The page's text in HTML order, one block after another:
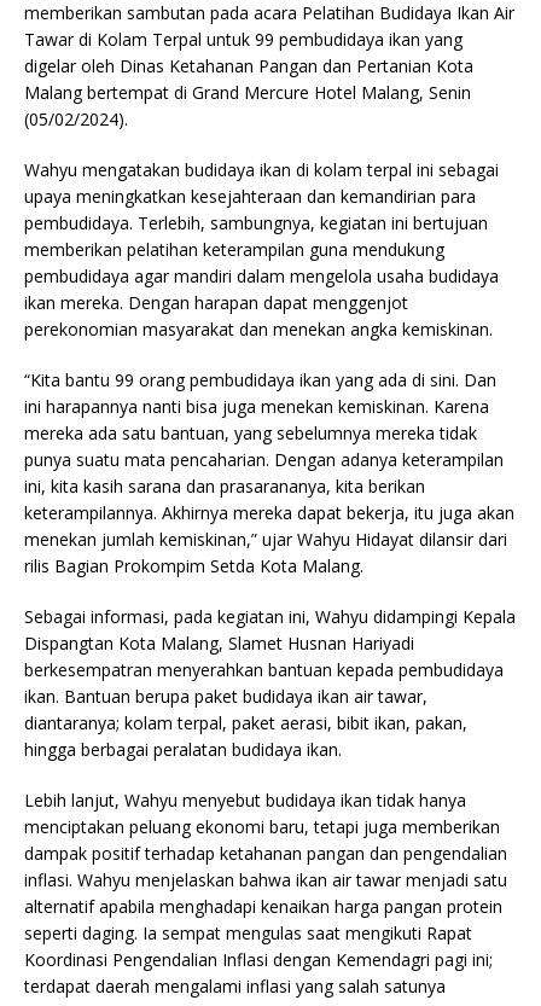
memberikan sambutan pada acara Pelatihan Budidaya Ikan Air
Tawar di Kolam Terpal untuk 99 pembudidaya ikan yang
digelar oleh Dinas Ketahanan Pangan dan Pertanian Kota
Malang bertempat di Grand Mercure Hotel Malang, Senin
(05/02/2024).
Wahyu mengatakan budidaya ikan di kolam terpal ini sebagai
upaya meningkatkan kesejahteraan dan kemandirian para
pembudidaya. Terlebih, sambungnya, kegiatan ini bertujuan
memberikan pelatihan keterampilan guna mendukung
pembudidaya agar mandiri dalam mengelola usaha budidaya
ikan mereka. Dengan harapan dapat menggenjot
perekonomian masyarakat dan menekan angka kemiskinan.
“Kita bantu 99 orang pembudidaya ikan yang ada di sini. Dan
ini harapannya nanti bisa juga menekan kemiskinan. Karena
mereka ada satu bantuan, yang sebelumnya mereka tidak
punya suatu mata pencaharian. Dengan adanya keterampilan
ini, kita kasih sarana dan prasarananya, kita berikan
keterampilannya. Akhirnya mereka dapat bekerja, itu juga akan
menekan jumlah kemiskinan,” ujar Wahyu Hidayat dilansir dari
rilis Bagian Prokompim Setda Kota Malang.
Sebagai informasi, pada kegiatan ini, Wahyu didampingi Kepala
Dispangtan Kota Malang, Slamet Husnan Hariyadi
berkesempatran menyerahkan bantuan kepada pembudidaya
ikan. Bantuan berupa paket budidaya ikan air tawar,
diantaranya; kolam terpal, paket aerasi, bibit ikan, pakan,
hingga berbagai peralatan budidaya ikan.
Lebih lanjut, Wahyu menyebut budidaya ikan tidak hanya
menciptakan peluang ekonomi baru, tetapi juga memberikan
dampak positif terhadap ketahanan pangan dan pengendalian
inflasi. Wahyu menjelaskan bahwa ikan air tawar menjadi satu
alternatif apabila menghadapi kenaikan harga pangan protein
seperti daging. Ia sempat mengulas saat mengikuti Rapat
Koordinasi Pengendalian Inflasi dengan Kemendagri pagi ini;
terdapat daerah mengalami inflasi yang salah satunya